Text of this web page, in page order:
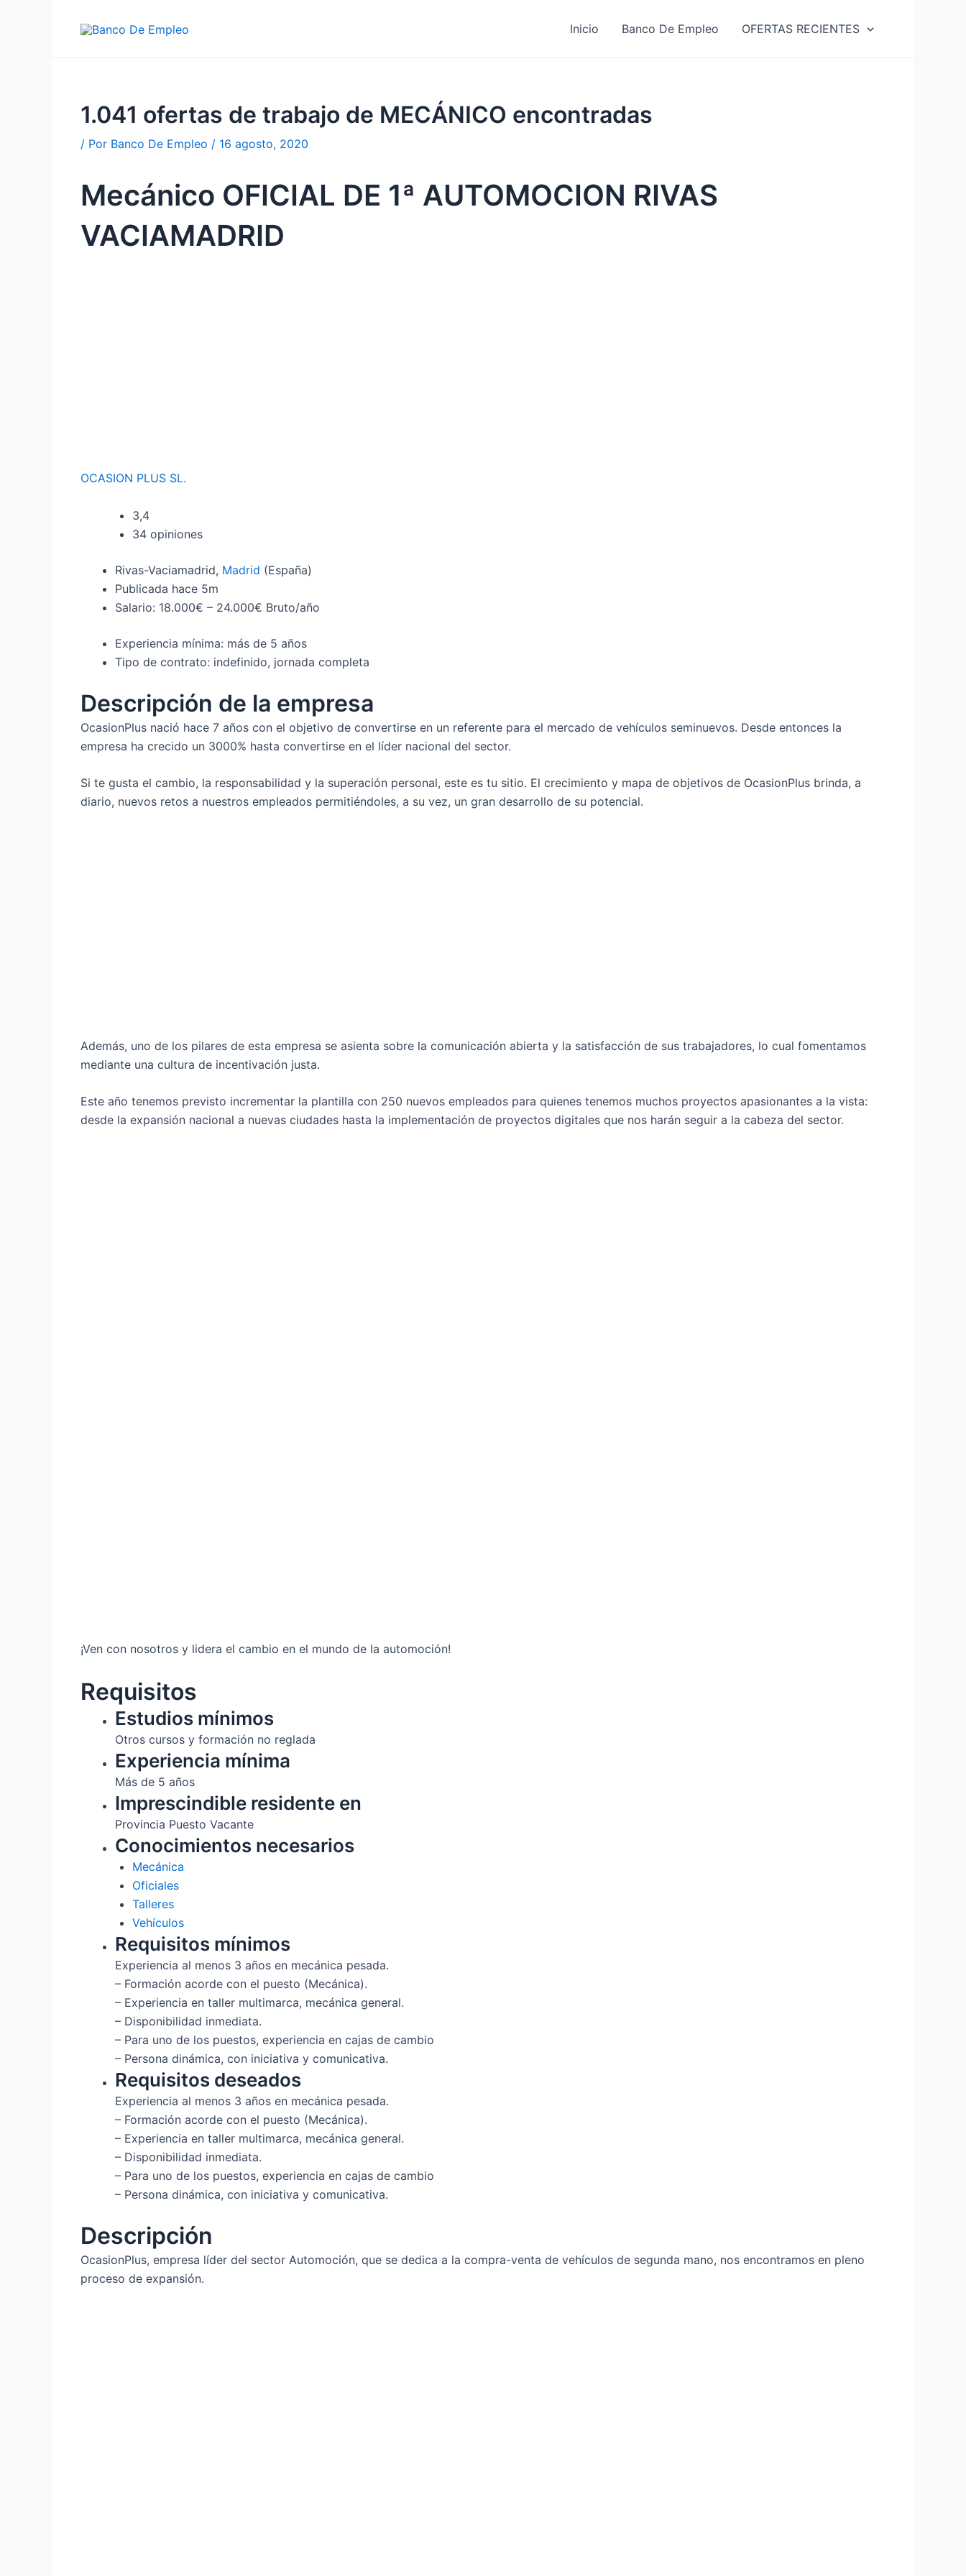
Inicio Banco De Empleo OFERTAS RECIENTES
1.041 ofertas de trabajo de MECÁNICO encontradas
/ Por Banco De Empleo / 16 agosto, 2020
Mecánico OFICIAL DE 1ª AUTOMOCION RIVAS
VACIAMADRID
OCASION PLUS SL.
3,4
34 opiniones
Rivas-Vaciamadrid, Madrid (España)
Publicada hace 5m
Salario: 18.000€ – 24.000€ Bruto/año
Experiencia mínima: más de 5 años
Tipo de contrato: indefinido, jornada completa
Descripción de la empresa
OcasionPlus nació hace 7 años con el objetivo de convertirse en un referente para el mercado de vehículos seminuevos. Desde entonces la
empresa ha crecido un 3000% hasta convertirse en el líder nacional del sector.
Si te gusta el cambio, la responsabilidad y la superación personal, este es tu sitio. El crecimiento y mapa de objetivos de OcasionPlus brinda, a
diario, nuevos retos a nuestros empleados permitiéndoles, a su vez, un gran desarrollo de su potencial.
Además, uno de los pilares de esta empresa se asienta sobre la comunicación abierta y la satisfacción de sus trabajadores, lo cual fomentamos
mediante una cultura de incentivación justa.
Este año tenemos previsto incrementar la plantilla con 250 nuevos empleados para quienes tenemos muchos proyectos apasionantes a la vista:
desde la expansión nacional a nuevas ciudades hasta la implementación de proyectos digitales que nos harán seguir a la cabeza del sector.
¡Ven con nosotros y lidera el cambio en el mundo de la automoción!
Requisitos
Estudios mínimos
Otros cursos y formación no reglada
Experiencia mínima
Más de 5 años
Imprescindible residente en
Provincia Puesto Vacante
Conocimientos necesarios
Mecánica
Oficiales
Talleres
Vehículos
Requisitos mínimos
Experiencia al menos 3 años en mecánica pesada.
– Formación acorde con el puesto (Mecánica).
– Experiencia en taller multimarca, mecánica general.
– Disponibilidad inmediata.
– Para uno de los puestos, experiencia en cajas de cambio
– Persona dinámica, con iniciativa y comunicativa.
Requisitos deseados
Experiencia al menos 3 años en mecánica pesada.
– Formación acorde con el puesto (Mecánica).
– Experiencia en taller multimarca, mecánica general.
– Disponibilidad inmediata.
– Para uno de los puestos, experiencia en cajas de cambio
– Persona dinámica, con iniciativa y comunicativa.
Descripción
OcasionPlus, empresa líder del sector Automoción, que se dedica a la compra-venta de vehículos de segunda mano, nos encontramos en pleno
proceso de expansión.